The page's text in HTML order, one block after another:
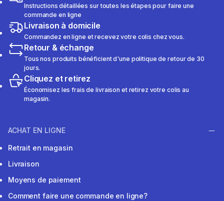
Instructions détaillées sur toutes les étapes pour faire une
commande en ligne
Livraison à domicile
Commandez en ligne et recevez votre colis chez vous.
Retour & échange
Tous nos produits bénéficient d'une politique de retour de 30
jours.
Cliquez et retirez
Économisez les frais de livraison et retirez votre colis au
magasin.
ACHAT EN LIGNE
Retrait en magasin
Livraison
Moyens de paiement
Comment faire une commande en ligne?